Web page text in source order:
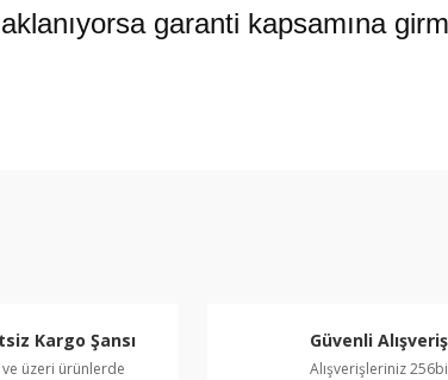
garanti kapsamına
Kargo Şansı
ve üzeri ürünlerde
Güvenli Alışveriş
Alışverişleriniz